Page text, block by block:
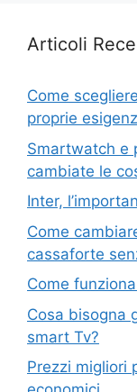
Articoli
Come
proprie
Smartwatch e
cambiate le
Inter,
Come
cassaforte
Come
Cosa bisogna
smart Tv?
Prezzi migliori